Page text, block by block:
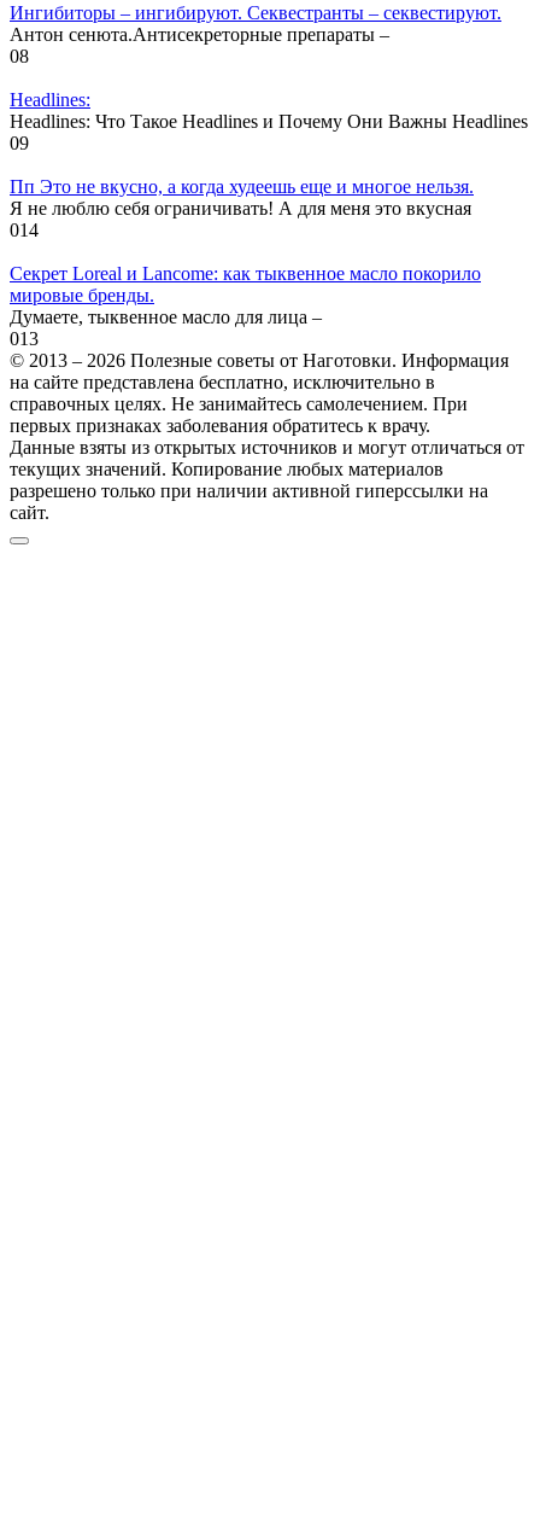
Ингибиторы – ингибируют. Секвестранты – секвестируют.
Антон сенюта.Антисекреторные препараты –
08
Headlines:
Headlines: Что Такое Headlines и Почему Они Важны Headlines
09
Пп Это не вкусно, а когда худеешь еще и многое нельзя.
Я не люблю себя ограничивать! А для меня это вкусная
014
Секрет Loreal и Lancome: как тыквенное масло покорило
мировые бренды.
Думаете, тыквенное масло для лица –
013
© 2013 – 2026 Полезные советы от Наготовки. Информация
на сайте представлена бесплатно, исключительно в
справочных целях. Не занимайтесь самолечением. При
первых признаках заболевания обратитесь к врачу.
Данные взяты из открытых источников и могут отличаться от
текущих значений. Копирование любых материалов
разрешено только при наличии активной гиперссылки на
сайт.